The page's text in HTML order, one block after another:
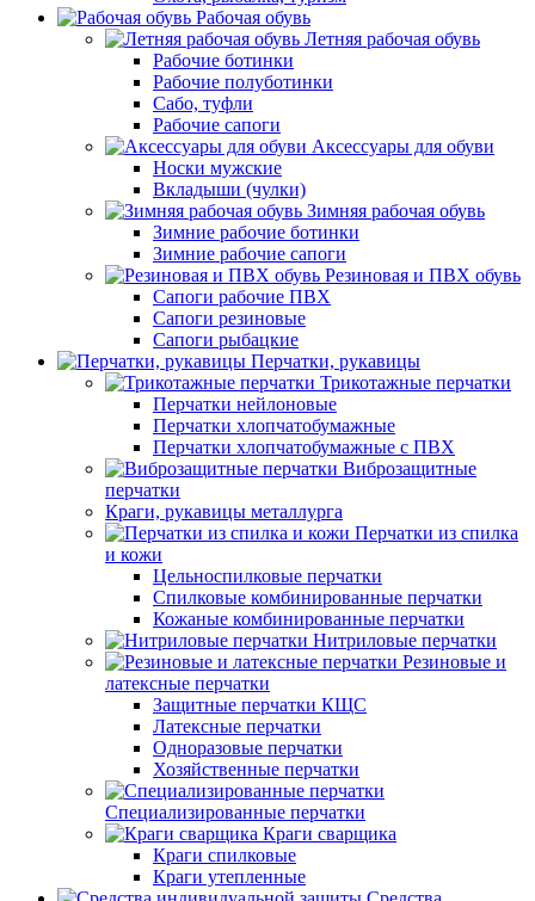
Рабочая обувь
Летняя рабочая обувь
Рабочие ботинки
Рабочие полуботинки
Сабо, туфли
Рабочие сапоги
Аксессуары для обуви
Носки мужские
Вкладыши (чулки)
Зимняя рабочая обувь
Зимние рабочие ботинки
Зимние рабочие сапоги
Резиновая и ПВХ обувь
Сапоги рабочие ПВХ
Сапоги резиновые
Сапоги рыбацкие
Перчатки, рукавицы
Трикотажные перчатки
Перчатки нейлоновые
Перчатки хлопчатобумажные
Перчатки хлопчатобумажные с ПВХ
Виброзащитные
перчатки
Краги, рукавицы металлурга
Перчатки из спилка
и кожи
Цельноспилковые перчатки
Спилковые комбинированные перчатки
Кожаные комбинированные перчатки
Нитриловые перчатки
Резиновые и
латексные перчатки
Защитные перчатки КЩС
Латексные перчатки
Одноразовые перчатки
Хозяйственные перчатки
Специализированные перчатки
Краги сварщика
Краги спилковые
Краги утепленные